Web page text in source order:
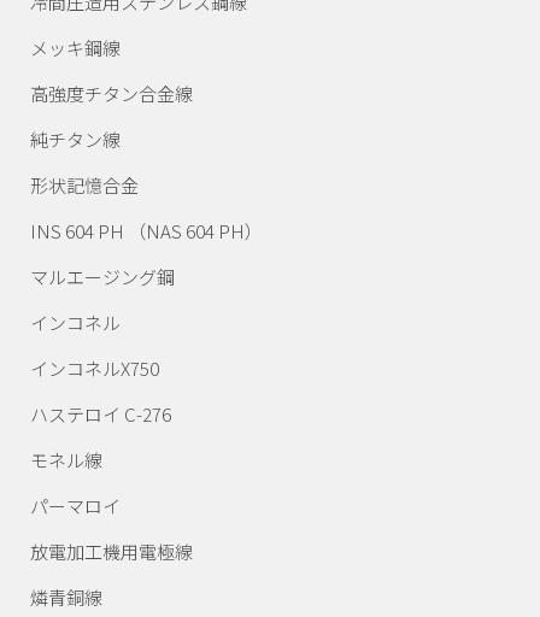
メッキ鋼線
高強度チタン合金線
純チタン線
形状記憶合金
INS 604 PH （NAS 604 PH）
マルエージング鋼
インコネル
インコネルX750
ハステロイ C-276
モネル線
パーマロイ
放電加工機用電極線
燐青銅線